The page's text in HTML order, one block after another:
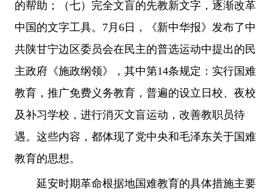
的帮助；（七）完全文盲的先教新文字，逐渐改革
中国的文字工具。7月6日，《新中华报》发布了中
共陕甘宁边区委员会在民主的普选运动中提出的民
主政府《施政纲领》，其中第14条规定：实行国难
教育，推广免费义务教育，普遍的设立日校、夜校
及补习学校，进行消灭文盲运动，改善教职员待
遇。这些内容，都体现了党中央和毛泽东关于国难
教育的思想。
延安时期革命根据地国难教育的具体措施主要